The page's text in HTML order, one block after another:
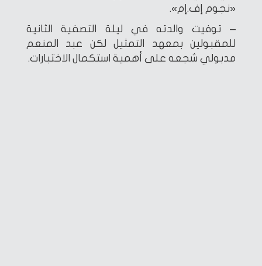
«نجوم إف.إم».
– توفيت والدته في ليلة التصفية الثانية
للمقبولين بمعهد التمثيل لكن عبد المنعم
مدبولي شجعه على أهمية استكمال الاختبارات.